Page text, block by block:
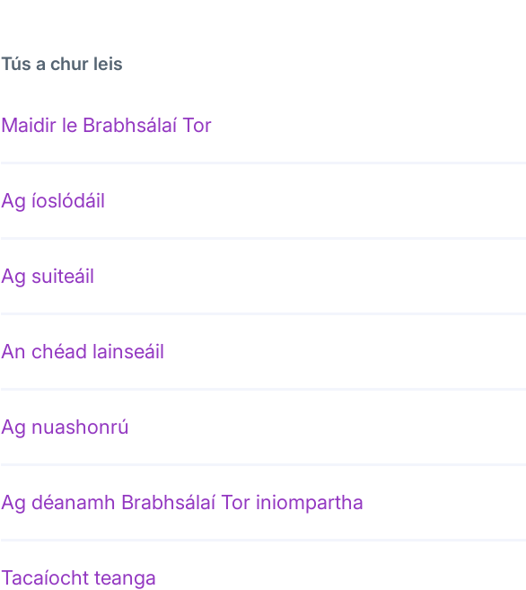
Tús a chur leis
Maidir le Brabhsálaí Tor
Ag íoslódáil
Ag suiteáil
An chéad lainseáil
Ag nuashonrú
Ag déanamh Brabhsálaí Tor iniompartha
Tacaíocht teanga